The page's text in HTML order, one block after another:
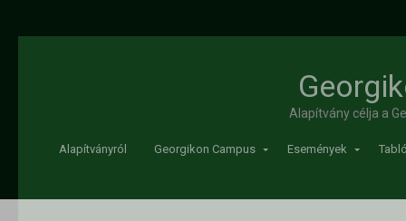
Alapítvány célja a
Alapítványról Georgikon Campus Események